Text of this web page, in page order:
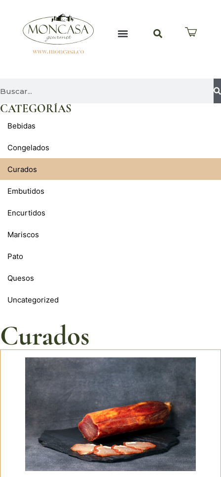
CATEGORÍAS
Bebidas
Congelados
Curados
Embutidos
Encurtidos
Mariscos
Pato
Quesos
Uncategorized
Curados